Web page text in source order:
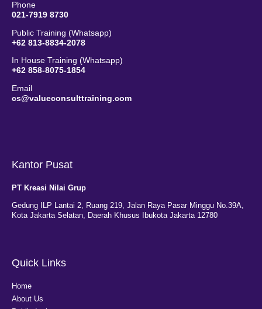
Phone
021-7919 8730
Public Training (Whatsapp)
+62 813-8834-2078
In House Training (Whatsapp)
+62 858-8075-1854
Email
cs@valueconsulttraining.com
Kantor Pusat
PT Kreasi Nilai Grup
Gedung ILP Lantai 2, Ruang 219, Jalan Raya Pasar Minggu No.39A,
Kota Jakarta Selatan, Daerah Khusus Ibukota Jakarta 12780
Quick Links
Home
About Us